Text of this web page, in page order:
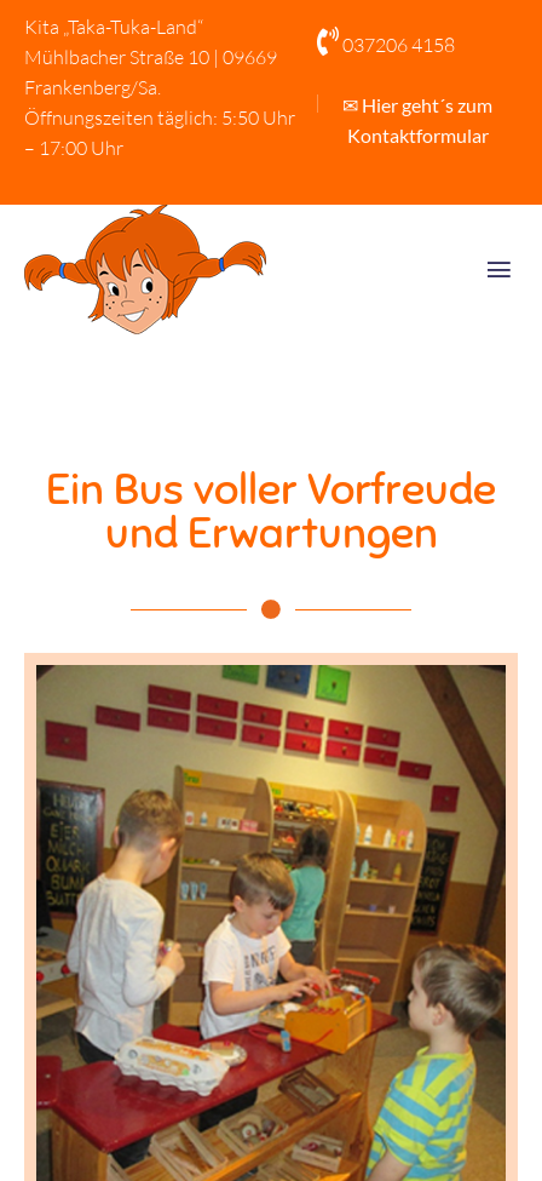
Kita „Taka-Tuka-Land“
Mühlbacher Straße 10 | 09669
Frankenberg/Sa.
Öffnungszeiten täglich: 5:50 Uhr
– 17:00 Uhr
037206 4158
✉ Hier geht´s zum
Kontaktformular
Ein Bus voller Vorfreude
und Erwartungen